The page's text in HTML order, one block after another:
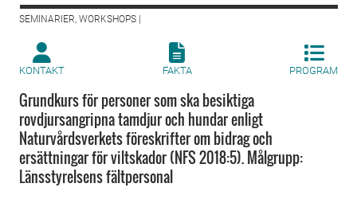
SEMINARIER, WORKSHOPS |
KONTAKT FAKTA PROGRAM
Grundkurs för personer som ska besiktiga
rovdjursangripna tamdjur och hundar enligt
Naturvårdsverkets föreskrifter om bidrag och
ersättningar för viltskador (NFS 2018:5). Målgrupp:
Länsstyrelsens fältpersonal